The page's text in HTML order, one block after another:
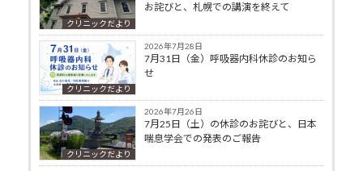
クリニックだより
お詫びと、札幌での講演を終えて
クリニックだより
2026年7月28日
7月31日（金）呼吸器内科休診のお知ら
せ
クリニックだより
2026年7月26日
7月25日（土）の休診のお詫びと、日本
喘息学会での発表のご報告